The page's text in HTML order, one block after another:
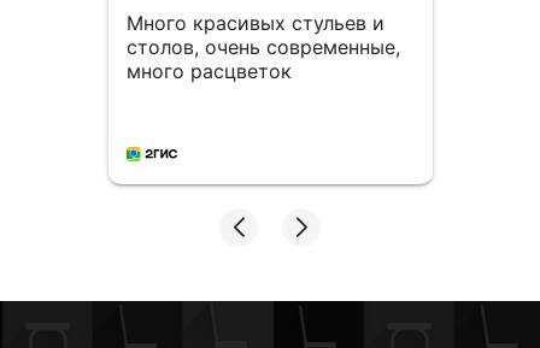
Много красивых стульев и
столов, очень современные,
много расцветок